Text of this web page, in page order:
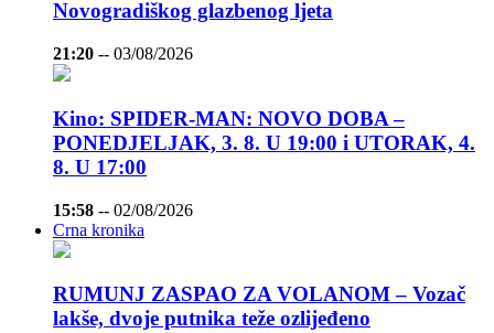
Novogradiškog glazbenog ljeta
21:20 -- 03/08/2026
Kino: SPIDER-MAN: NOVO DOBA –
PONEDJELJAK, 3. 8. U 19:00 i UTORAK, 4.
8. U 17:00
15:58 -- 02/08/2026
Crna kronika
RUMUNJ ZASPAO ZA VOLANOM – Vozač
lakše, dvoje putnika teže ozlijeđeno